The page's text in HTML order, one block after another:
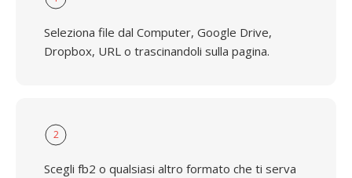
Seleziona file dal Computer, Google Drive,
Dropbox, URL o trascinandoli sulla pagina.
2
Scegli fb2 o qualsiasi altro formato che ti serva